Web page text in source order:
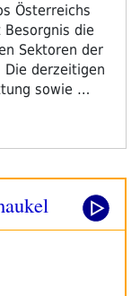
Österreichs
die
Sektoren der
Die derzeitigen
sowie …